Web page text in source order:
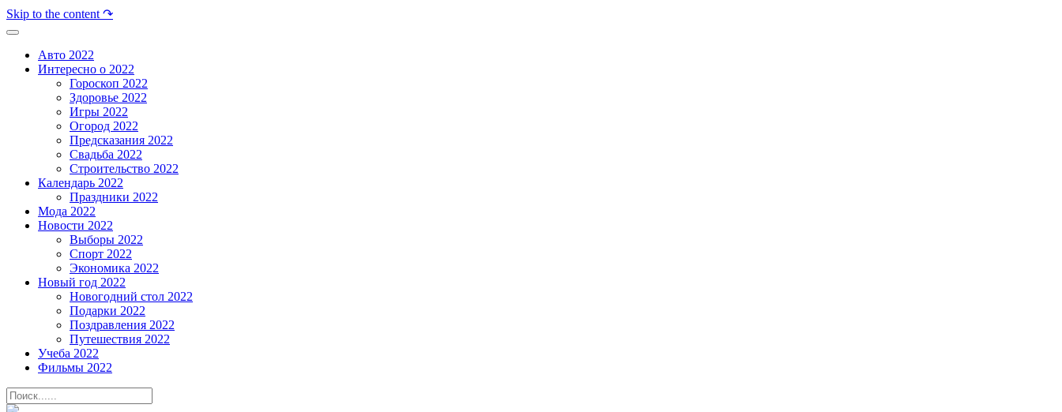
Skip to the content ↷
Авто 2022
Интересно о 2022
Гороскоп 2022
Здоровье 2022
Игры 2022
Огород 2022
Предсказания 2022
Свадьба 2022
Строительство 2022
Календарь 2022
Праздники 2022
Мода 2022
Новости 2022
Выборы 2022
Спорт 2022
Экономика 2022
Новый год 2022
Новогодний стол 2022
Подарки 2022
Поздравления 2022
Путешествия 2022
Учеба 2022
Фильмы 2022